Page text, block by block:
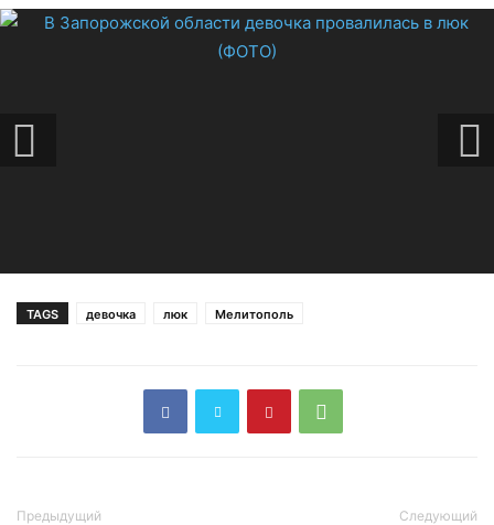
TAGS девочка люк Мелитополь
Предыдущий Следующий